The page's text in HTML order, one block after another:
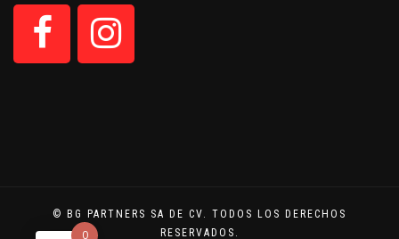
© BG PARTNERS SA DE CV. TODOS LOS DERECHOS
RESERVADOS.
0